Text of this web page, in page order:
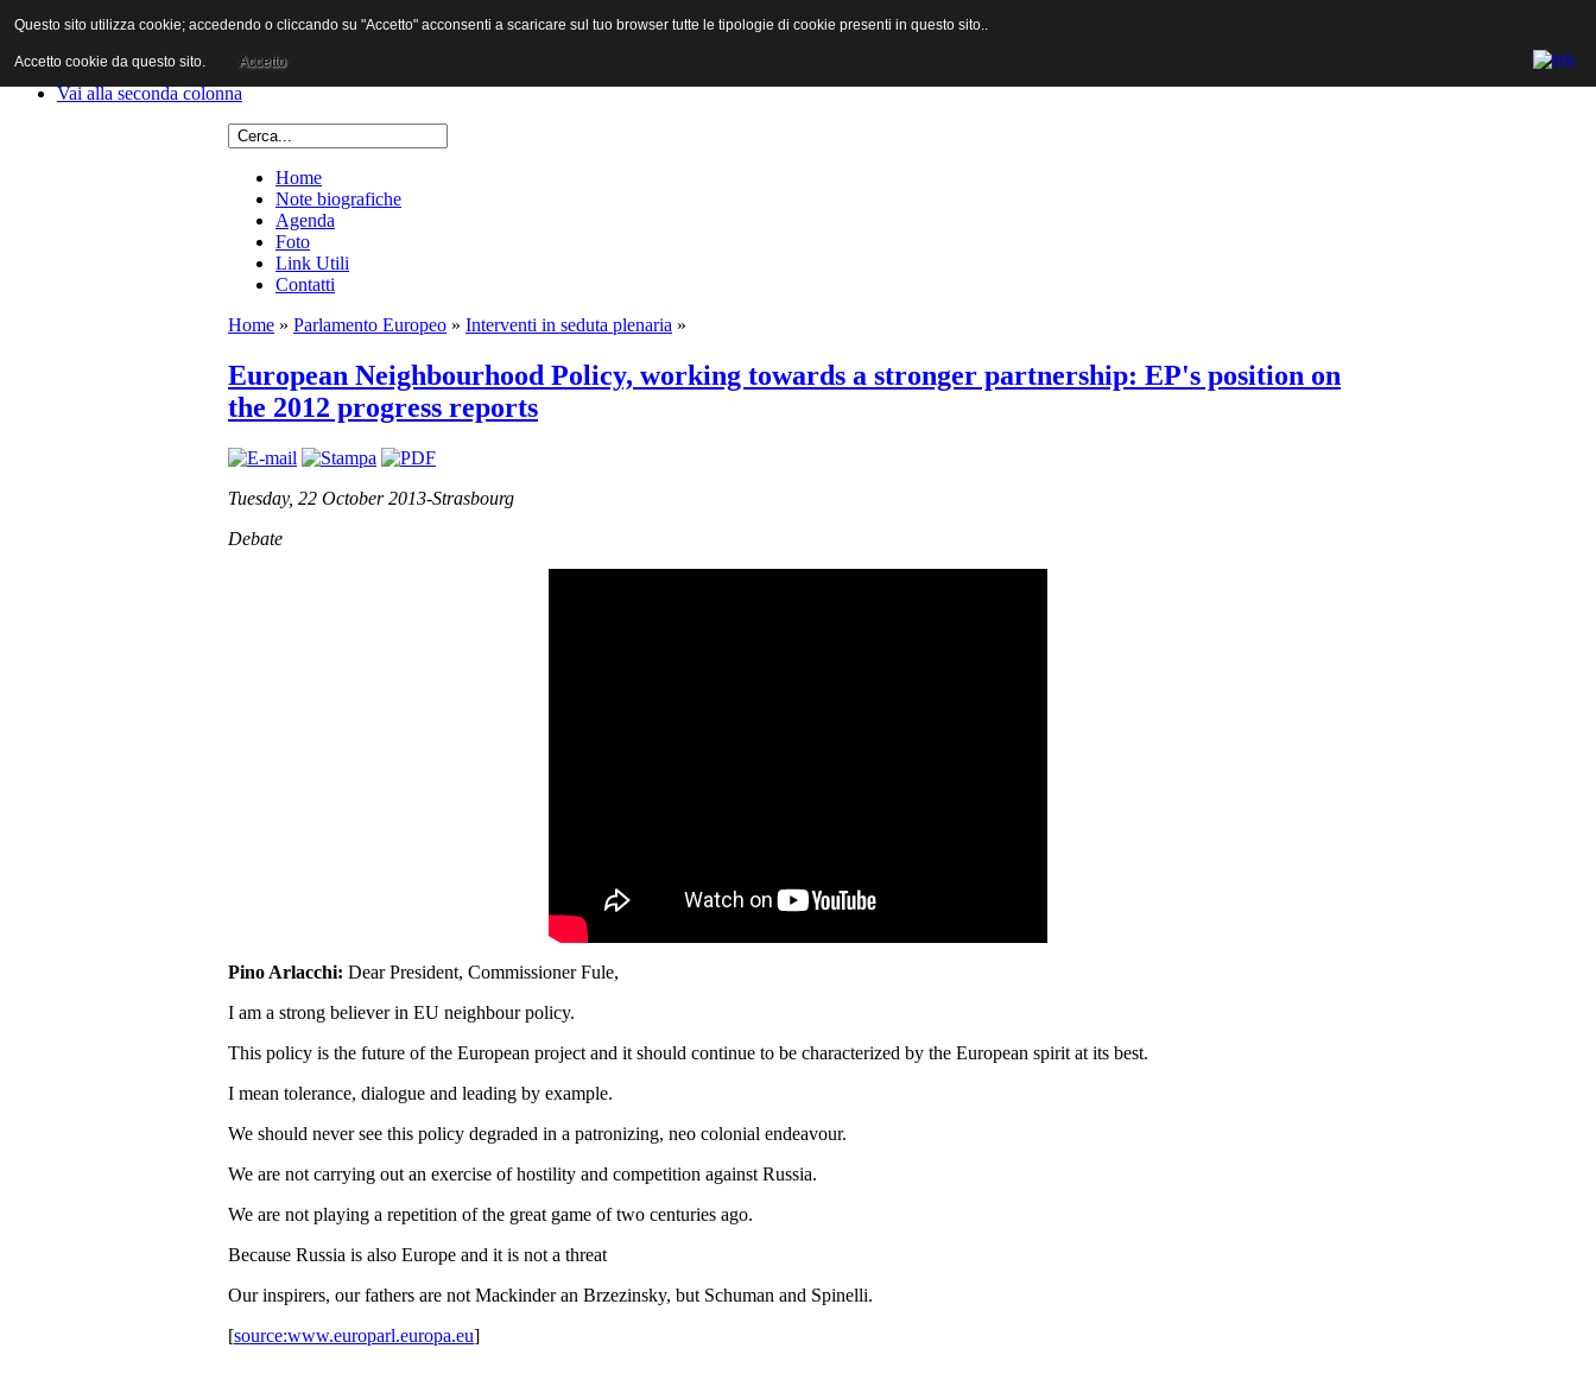
Vai al contenuto
Vai alla prima colonna
Vai alla seconda colonna
Home
Note biografiche
Agenda
Foto
Link Utili
Contatti
Home » Parlamento Europeo » Interventi in seduta plenaria »
European Neighbourhood Policy, working towards a stronger partnership: EP's position on
the 2012 progress reports
Tuesday, 22 October 2013-Strasbourg
Debate
Pino Arlacchi: Dear President, Commissioner Fule,
I am a strong believer in EU neighbour policy.
This policy is the future of the European project and it should continue to be characterized by the European spirit at its best.
I mean tolerance, dialogue and leading by example.
We should never see this policy degraded in a patronizing, neo colonial endeavour.
We are not carrying out an exercise of hostility and competition against Russia.
We are not playing a repetition of the great game of two centuries ago.
Because Russia is also Europe and it is not a threat
Our inspirers, our fathers are not Mackinder an Brzezinsky, but Schuman and Spinelli.
[source:www.europarl.europa.eu]
Questo sito utilizza cookie; accedendo o cliccando su "Accetto" acconsenti a scaricare sul tuo browser tutte le tipologie di cookie presenti in questo sito..
Accetto cookie da questo sito. Accetto